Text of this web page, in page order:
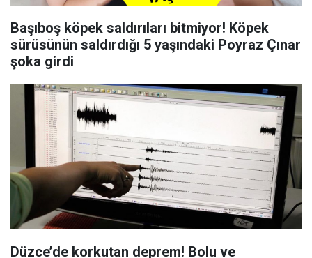
Başıboş köpek saldırıları bitmiyor! Köpek
sürüsünün saldırdığı 5 yaşındaki Poyraz Çınar
şoka girdi
Düzce’de korkutan deprem! Bolu ve